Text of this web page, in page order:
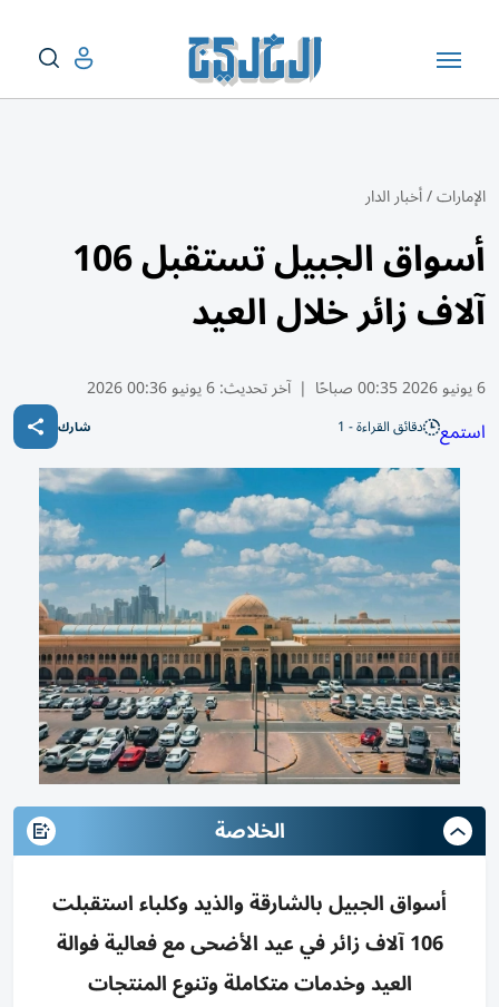
الإمارات/أخبار الدار
أسواق الجبيل تستقبل 106
آلاف زائر خلال العيد
6 يونيو 2026 00:35 صباحًا | آخر تحديث:6 يونيو 00:36 2026
استمع دقائق القراءة - 1 شارك
الخلاصة
أسواق الجبيل بالشارقة والذيد وكلباء استقبلت
106 آلاف زائر في عيد الأضحى مع فعالية فوالة
العيد وخدمات متكاملة وتنوع المنتجات